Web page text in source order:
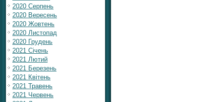
2020 Серпень
2020 Вересень
2020 Жовтень
2020 Листопад
2020 Грудень
2021 Січень
2021 Лютий
2021 Березень
2021 Квітень
2021 Травень
2021 Червень